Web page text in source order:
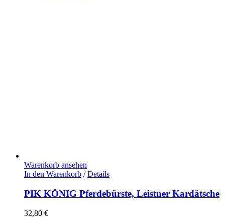
Warenkorb ansehen
In den Warenkorb / Details
PIK KÖNIG Pferdebürste, Leistner Kardätsche
32,80 €